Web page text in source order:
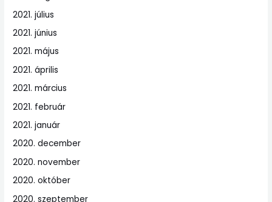
2021. július
2021. június
2021. május
2021. április
2021. március
2021. február
2021. január
2020. december
2020. november
2020. október
2020. szeptember